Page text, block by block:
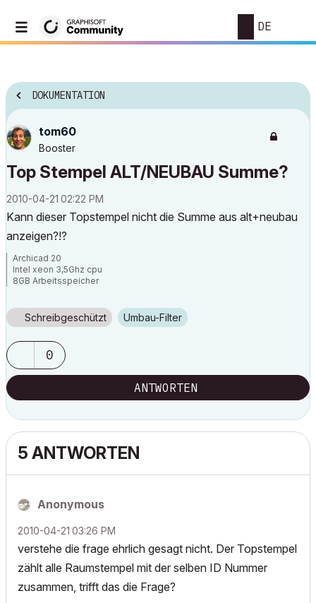
DE
DOKUMENTATION
tom60
Booster
Top Stempel ALT/NEUBAU Summe?
‎2010-04-21 02:22 PM
Kann dieser Topstempel nicht die Summe aus alt+neubau
anzeigen?!?
Archicad 20
Intel xeon 3,5Ghz cpu
8GB Arbeitsspeicher
Schreibgeschützt Umbau-Filter
0
ANTWORTEN
5 ANTWORTEN
Anonymous
‎2010-04-21 03:26 PM
verstehe die frage ehrlich gesagt nicht. Der Topstempel
zählt alle Raumstempel mit der selben ID Nummer
zusammen, trifft das die Frage?